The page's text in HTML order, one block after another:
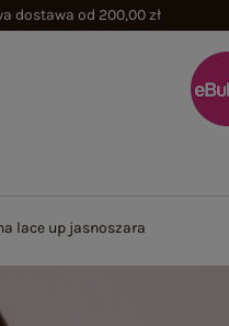
dostawa od 200,00 zł
lace up jasnoszara